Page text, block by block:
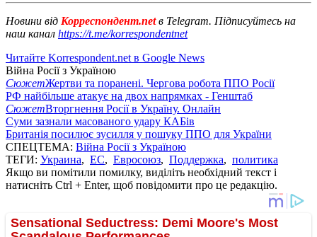
Новини від Корреспондент.netв Telegram. Підписуйтесь на
наш канал https://t.me/korrespondentnet
Читайте Korrespondent.net в Google News
Війна Росії з Україною
СюжетЖертви та поранені. Чергова робота ППО Росії
РФ найбільше атакує на двох напрямках - Генштаб
СюжетВторгнення Росії в Україну. Онлайн
Суми зазнали масованого удару КАБів
Британія посилює зусилля у пошуку ППО для України
СПЕЦТЕМА: Війна Росії з Україною
ТЕГИ: Украина, ЕС, Евросоюз, Поддержка, политика
Якщо ви помітили помилку, виділіть необхідний текст і
натисніть Ctrl + Enter, щоб повідомити про це редакцію.